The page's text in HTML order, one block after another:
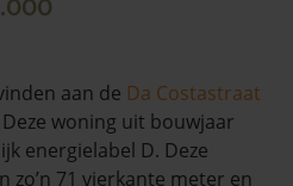
aan de Da Costastraat
Deze woning uit bouwjaar
energielabel D. Deze
zo’n 71 vierkante meter en